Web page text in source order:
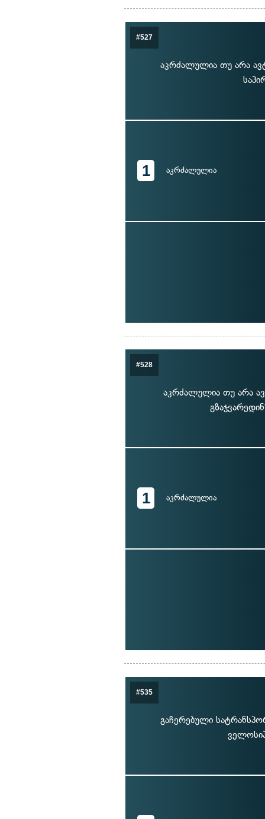
#527
აკრძალულია თუ არა
1 აკრძალულია
#528
აკრძალულია თუ არა
1 აკრძალულია
#535
გაჩერებული